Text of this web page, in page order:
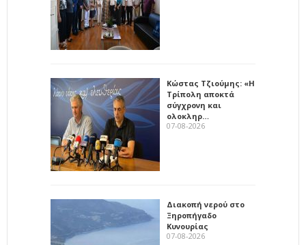
Κώστας Τζιούμης: «Η
Τρίπολη αποκτά
σύγχρονη και
ολοκληρ…
07-08-2026
Διακοπή νερού στο
Ξηροπήγαδο
Κυνουρίας
07-08-2026